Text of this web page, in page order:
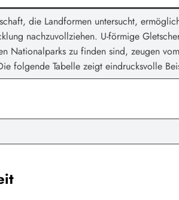
die Landformen untersucht,
nachzuvollziehen. U-förmige
Nationalparks zu finden sind, zeugen
folgende Tabelle zeigt eindrucksvolle